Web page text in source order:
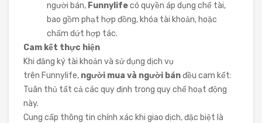
người bán, Funnylifecó quyền áp dụng chế tài,
bao gồm phạt hợp đồng, khóa tài khoản, hoặc
chấm dứt hợp tác.
Cam kết thực hiện
Khi đăng ký tài khoản và sử dụng dịch vụ
trên Funnylife, người mua và người bánđều cam kết:
Tuân thủ tất cả các quy định trong quy chế hoạt động
này.
Cung cấp thông tin chính xác khi giao dịch, đặc biệt là